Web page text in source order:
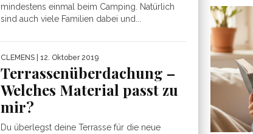
mindestens einmal beim Camping. Natürlich
sind auch viele Familien dabei und...
CLEMENS | 12. Oktober 2019
Terrassenüberdachung –
Welches Material passt zu
mir?
Du überlegst deine Terrasse für die neue